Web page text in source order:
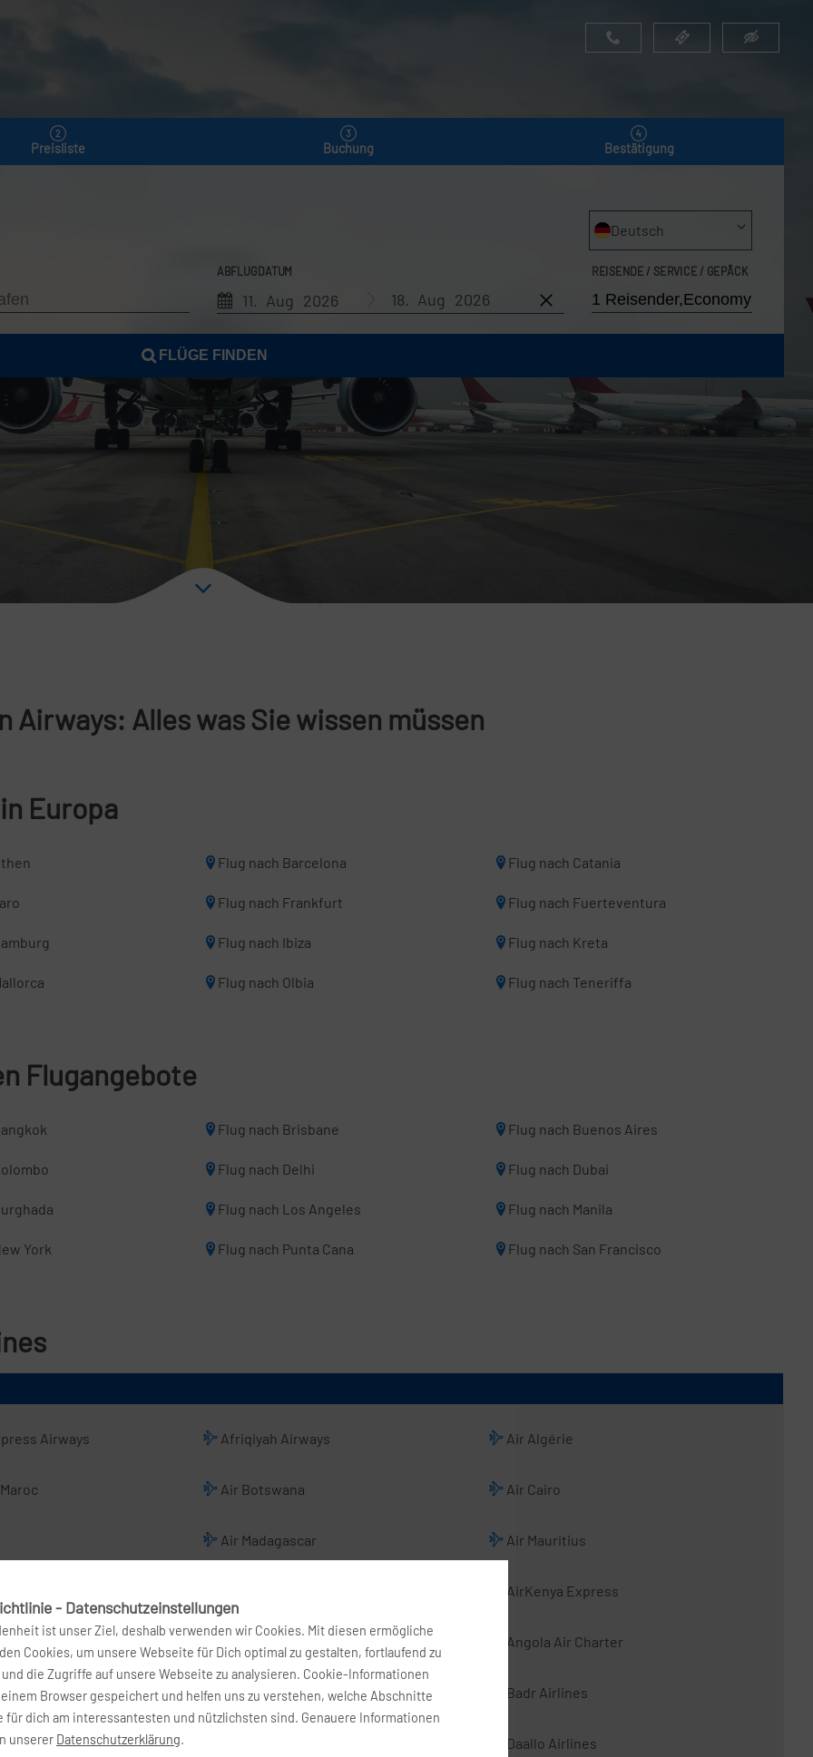
Preisliste Buchung Bestätigung
Deutsch
ABFLUGDATUM
11. Aug 2026 18. Aug 2026
REISENDE / SERVICE / GEPÄCK
FLÜGE FINDEN
Alles was Sie wissen müssen
Europa
Flug nach Barcelona Flug nach Catania
Flug nach Frankfurt Flug nach Fuerteventura
Flug nach Ibiza Flug nach Kreta
Flug nach Olbia Flug nach Teneriffa
Flugangebote
Flug nach Brisbane Flug nach Buenos Aires
Flug nach Delhi Flug nach Dubai
Flug nach Los Angeles Flug nach Manila
York Flug nach Punta Cana Flug nach San Francisco
Airways Afriqiyah Airways Air Algérie
Air Botswana Air Cairo
Air Madagascar Air Mauritius
AirKenya Express
Airlines AMC Airlines Angola Air Charter
Astral Aviation Badr Airlines
Daallo Airlines
- Datenschutzeinstellungen
ist unser Ziel, deshalb verwenden wir Cookies. Mit diesen ermögliche
Cookies, um unsere Webseite für Dich optimal zu gestalten, fortlaufend zu
die Zugriffe auf unsere Webseite zu analysieren. Cookie-Informationen
Browser gespeichert und helfen uns zu verstehen, welche Abschnitte
für dich am interessantesten und nützlichsten sind. Genauere Informationen
unserer Datenschutzerklärung.